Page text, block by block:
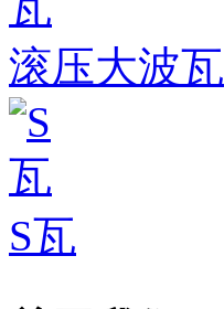
滚压大波瓦
S瓦